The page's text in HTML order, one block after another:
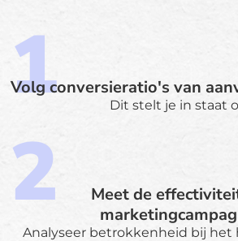
Volg conversieratio's van
Dit stelt je in staat
Meet de
Analyseer betrokkenheid bij het